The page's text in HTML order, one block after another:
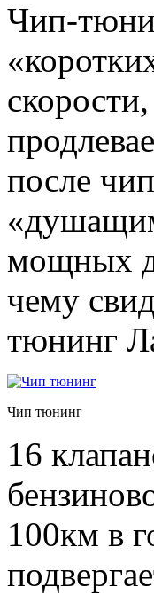
Чип-
после
мощных
чему
тюнинг
Чип тюнинг
16
100км в